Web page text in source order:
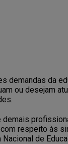
demandas da
ou desejam
respeito às
de